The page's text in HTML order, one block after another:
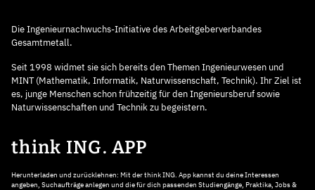
Die Ingenieurnachwuchs-Initiative des Arbeitgeberverbandes
Gesamtmetall.
Seit 1998 widmet sie sich bereits den Themen Ingenieurwesen und
MINT (Mathematik, Informatik, Naturwissenschaft, Technik). Ihr Ziel ist
es, junge Menschen schon frühzeitig für den Ingenieursberuf sowie
Naturwissenschaften und Technik zu begeistern.
think ING. APP
Herunterladen und zurücklehnen: Mit der think ING. App kannst du deine Interessen
angeben, Suchaufträge anlegen und die für dich passenden Studiengänge, Praktika, Jobs &